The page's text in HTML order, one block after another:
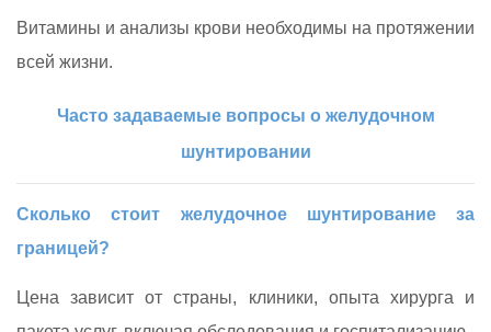
Витамины и анализы крови необходимы на протяжении
всей жизни.
Часто задаваемые вопросы о желудочном
шунтировании
Сколько стоит желудочное шунтирование за
границей?
Цена зависит от страны, клиники, опыта хирурга и